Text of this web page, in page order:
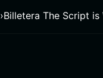
›Billetera The Script is